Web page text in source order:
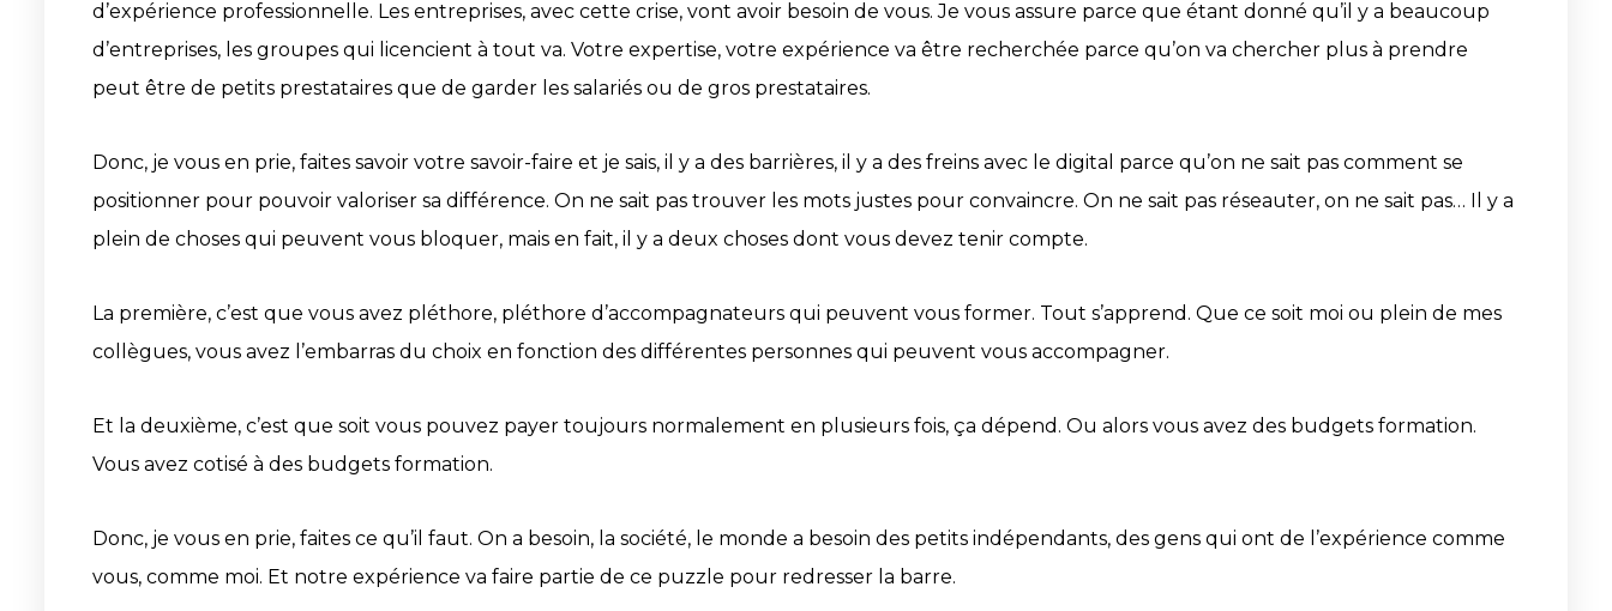
d’expérience professionnelle. Les entreprises, avec cette crise, vont avoir besoin de vous. Je vous assure parce que étant donné qu’il y a beaucoup
d’entreprises, les groupes qui licencient à tout va. Votre expertise, votre expérience va être recherchée parce qu’on va chercher plus à prendre
peut être de petits prestataires que de garder les salariés ou de gros prestataires.
Donc, je vous en prie, faites savoir votre savoir-faire et je sais, il y a des barrières, il y a des freins avec le digital parce qu’on ne sait pas comment se
positionner pour pouvoir valoriser sa différence. On ne sait pas trouver les mots justes pour convaincre. On ne sait pas réseauter, on ne sait pas… Il y a
plein de choses qui peuvent vous bloquer, mais en fait, il y a deux choses dont vous devez tenir compte.
La première, c’est que vous avez pléthore, pléthore d’accompagnateurs qui peuvent vous former. Tout s’apprend. Que ce soit moi ou plein de mes
collègues, vous avez l’embarras du choix en fonction des différentes personnes qui peuvent vous accompagner.
Et la deuxième, c’est que soit vous pouvez payer toujours normalement en plusieurs fois, ça dépend. Ou alors vous avez des budgets formation.
Vous avez cotisé à des budgets formation.
Donc, je vous en prie, faites ce qu’il faut. On a besoin, la société, le monde a besoin des petits indépendants, des gens qui ont de l’expérience comme
vous, comme moi. Et notre expérience va faire partie de ce puzzle pour redresser la barre.